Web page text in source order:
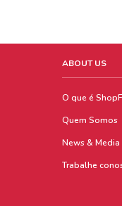
ABOUT US
O que é
Quem Somos
News & Media
Trabalhe